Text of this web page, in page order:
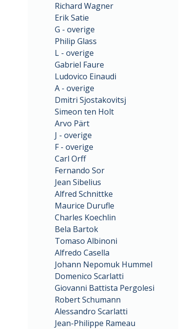
Richard Wagner
Erik Satie
G - overige
Philip Glass
L - overige
Gabriel Faure
Ludovico Einaudi
A - overige
Dmitri Sjostakovitsj
Simeon ten Holt
Arvo Pärt
J - overige
F - overige
Carl Orff
Fernando Sor
Jean Sibelius
Alfred Schnittke
Maurice Durufle
Charles Koechlin
Bela Bartok
Tomaso Albinoni
Alfredo Casella
Johann Nepomuk Hummel
Domenico Scarlatti
Giovanni Battista Pergolesi
Robert Schumann
Alessandro Scarlatti
Jean-Philippe Rameau